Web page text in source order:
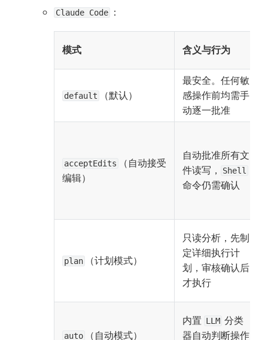
Claude Code ：
模式 含义与行为
default （默认）
最安全。任何敏
感操作前均需手
动逐一批准
acceptEdits
（自动接受
编辑）
自动批准所有文
件读写，
Shell
命令仍需确认
plan （计划模式）
只读分析，先制
定详细执行计
划，审核确认后
才执行
auto （自动模式）
内置 LLM 分类
器自动判断操作